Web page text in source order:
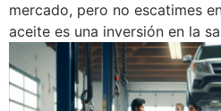
mercado, pero no escatimes
aceite es una inversión en la